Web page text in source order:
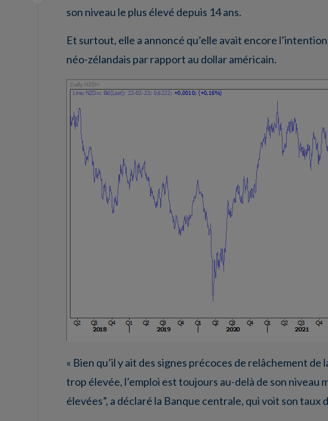
son niveau le plus élevé depuis 14 ans.
Et surtout, elle a annoncé qu’elle avait encore
néo-zélandais par rapport au dollar américain.
« Bien qu’il y ait des signes précoces de relâchement
trop élevée, l’emploi est toujours au-delà de son
élevées”, a déclaré la Banque centrale, qui voit son